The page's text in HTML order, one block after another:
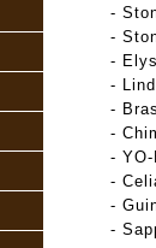
-
-
-
-
-
-
-
-
-
-